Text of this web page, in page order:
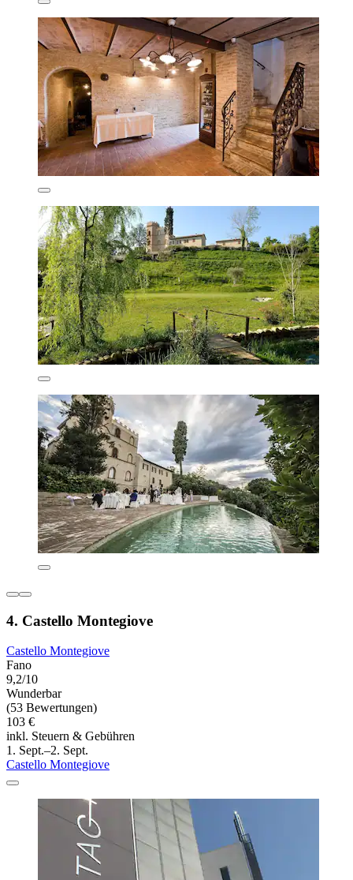
4. Castello Montegiove
Castello Montegiove
Fano
9,2/10
Wunderbar
(53 Bewertungen)
103 €
inkl. Steuern & Gebühren
1. Sept.–2. Sept.
Castello Montegiove